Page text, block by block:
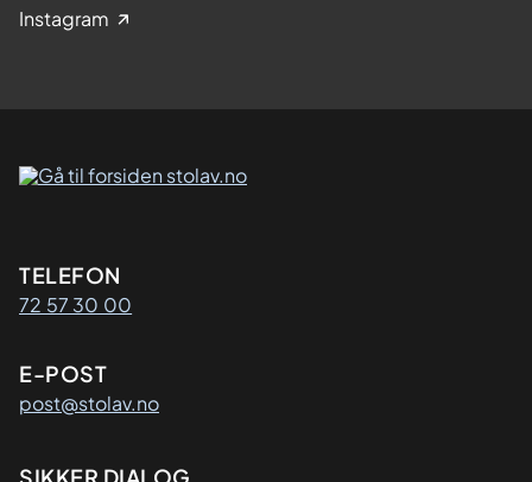
Instagram
Kontaktinformasjon
TELEFON
72 57 30 00
E-POST
post@stolav.no
SIKKER DIALOG